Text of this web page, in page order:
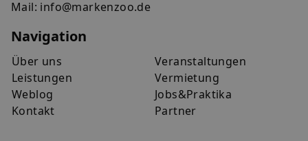
Mail: info@markenzoo.de
Navigation
Über uns
Leistungen
Weblog
Kontakt
Veranstaltungen
Vermietung
Jobs&Praktika
Partner